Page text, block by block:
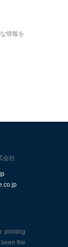
情報を
会社
printing
the